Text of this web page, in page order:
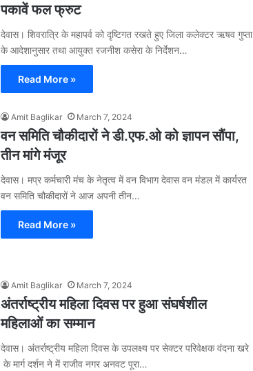
पकावें फल फ्रुट
देवास। शिवरात्रि के महापर्व को दृष्टिगत रखते हुए जिला कलेक्टर ऋषव गुप्ता
के आदेशानुसार तथा आयुक्त रजनीश कसेरा के निर्देशन…
Read More »
Amit Baglikar March 7, 2024
वन समिति चौकीदारों ने डी.एफ.ओ को ज्ञापन सौंपा,
तीन मांगे मंजूर
देवास। मप्र कर्मचारी मंच के नेतृत्व में वन विभाग देवास वन मंडल में कार्यरत
वन समिति चौकीदारों ने आज अपनी तीन…
Read More »
Amit Baglikar March 7, 2024
अंतर्राष्ट्रीय महिला दिवस पर हुआ संघर्षशील
महिलाओं का सम्मान
देवास। अंतर्राष्ट्रीय महिला दिवस के उपलक्ष्य पर सेक्टर परिवेक्षक वंदना खरे
के मार्ग दर्शन ने में राजीव नगर अनवट पूरा…